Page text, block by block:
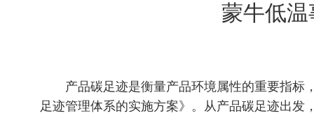
蒙牛低
产品碳足迹是衡量产品环境属性的重要指标
足迹管理体系的实施方案》。从产品碳足迹出